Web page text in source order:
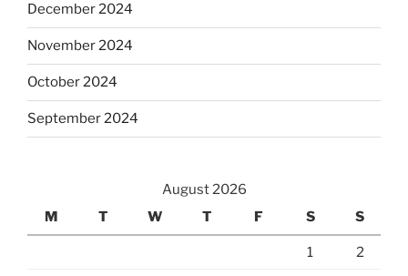
December 2024
November 2024
October 2024
September 2024
August 2026
M
T W T F S S
1 2